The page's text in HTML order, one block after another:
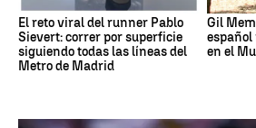
El reto viral del runner Pablo
Sievert: correr por superficie
siguiendo todas las líneas del
Metro de Madrid
Gil
español
en el